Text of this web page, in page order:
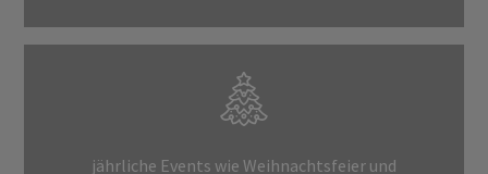
jährliche Events wie Weihnachtsfeier und